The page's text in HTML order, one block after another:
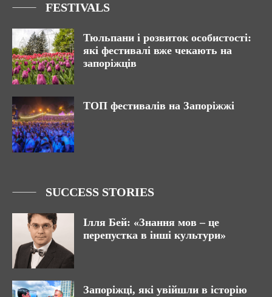
FESTIVALS
Тюльпани і розвиток особистості:
які фестивалі вже чекають на
запоріжців
ТОП фестивалів на Запоріжжі
SUCCESS STORIES
Ілля Бей: «Знання мов – це
перепустка в інші культури»
Запоріжці, які увійшли в історію